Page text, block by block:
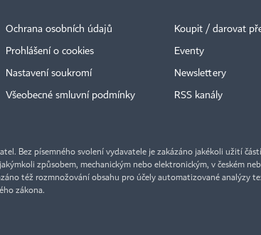
Ochrana osobních údajů
Prohlášení o cookies
Nastavení soukromí
Všeobecné smluvní podmínky
Koupit / darovat
Eventy
Newslettery
RSS kanály
Bez písemného svolení vydavatele je zakázáno jakékoli užití
způsobem, mechanickým nebo elektronickým, v českém
též rozmnožování obsahu pro účely automatizované analýzy
zákona.